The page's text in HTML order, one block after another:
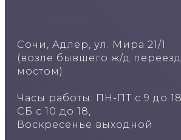
Сочи, Адлер, ул. Мира 21/1
(возле бывшего ж/д
мостом)
Часы работы: ПН-ПТ с 9 до
СБ с 10 до 18,
Воскресенье выходной